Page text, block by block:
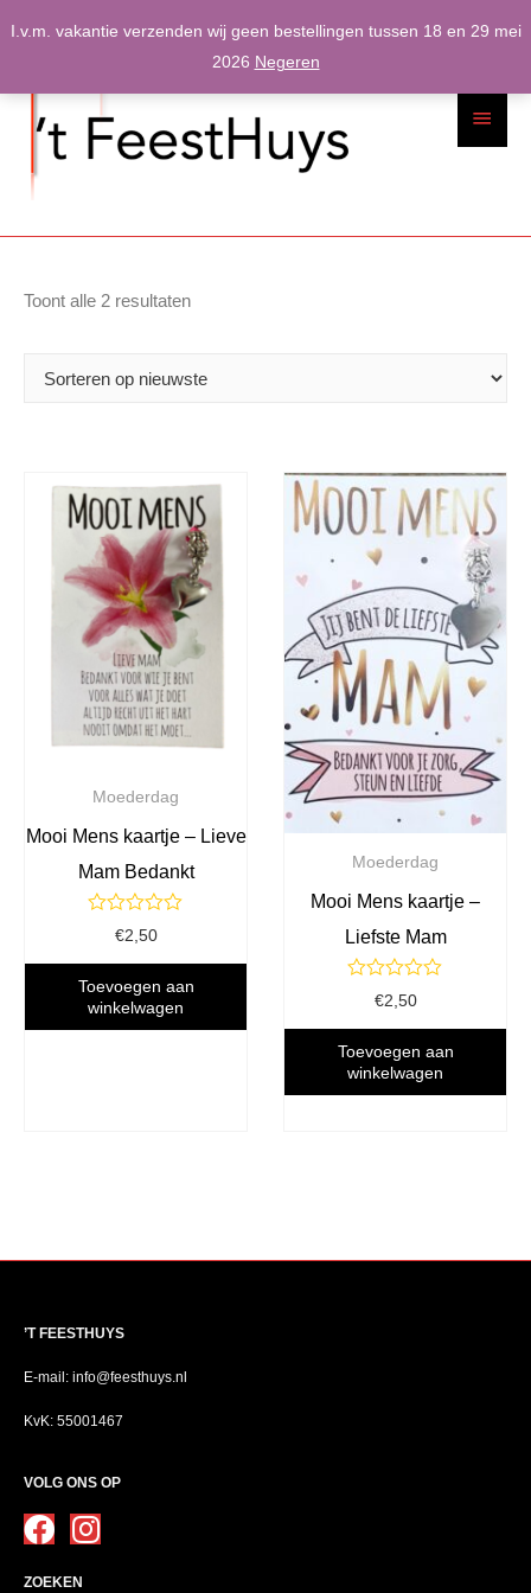
I.v.m. vakantie verzenden wij geen bestellingen tussen 18 en 29 mei
2026 Negeren
Toont alle 2 resultatenGesorteerd
Moederdag
Mooi Mens kaartje – Lieve
Mam Bedankt
Gewaardeerd
uit
5
€2,50
Toevoegen aan
winkelwagen
Moederdag
Mooi Mens kaartje –
Liefste Mam
Gewaardeerd
uit
5
€2,50
Toevoegen aan
winkelwagen
’T FEESTHUYS
E-mail: info@feesthuys.nl
KvK: 55001467
VOLG ONS OP
ZOEKEN